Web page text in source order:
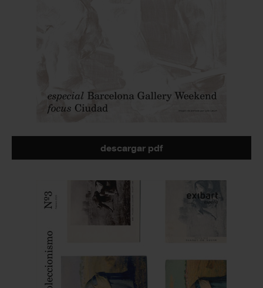
descargar pdf